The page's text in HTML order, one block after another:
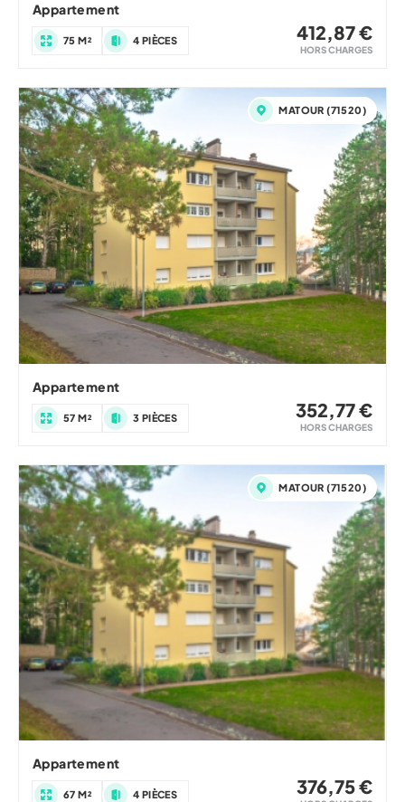
Appartement
75 M² 4 PIÈCES 412,87 €
HORS CHARGES
MATOUR (71520)
Appartement
57 M² 3 PIÈCES 352,77 €
HORS CHARGES
MATOUR (71520)
Appartement
67 M² 4 PIÈCES 376,75 €